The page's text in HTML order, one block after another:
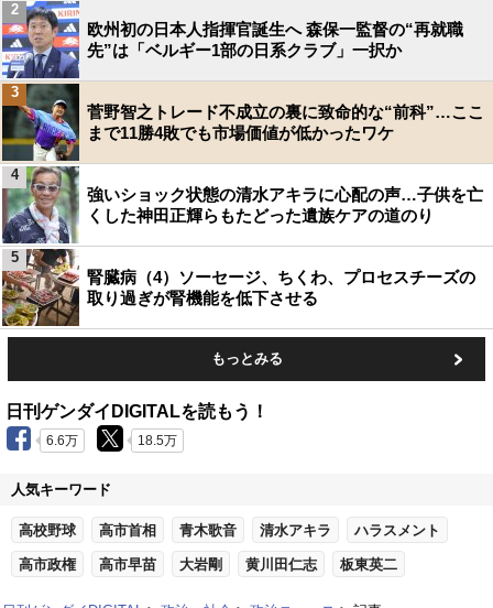
欧州初の日本人指揮官誕生へ 森保一監督の“再就職
先”は「ベルギー1部の日系クラブ」一択か
2
菅野智之トレード不成立の裏に致命的な“前科”…ここ
まで11勝4敗でも市場価値が低かったワケ
3
強いショック状態の清水アキラに心配の声…子供を亡
くした神田正輝らもたどった遺族ケアの道のり
4
腎臓病（4）ソーセージ、ちくわ、プロセスチーズの
取り過ぎが腎機能を低下させる
5
もっとみる
日刊ゲンダイDIGITALを読もう！
6.6万 18.5万
人気キーワード
高校野球 高市首相 青木歌音 清水アキラ ハラスメント
高市政権 高市早苗 大岩剛 黄川田仁志 板東英二